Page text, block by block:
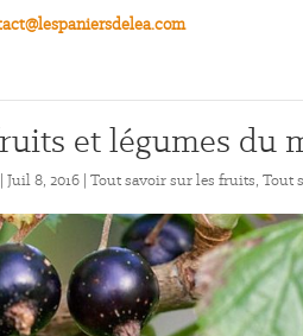
et légumes du
|Juil 8, 2016 |Tout savoir sur les fruits,Tout